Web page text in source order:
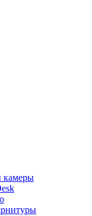
камеры